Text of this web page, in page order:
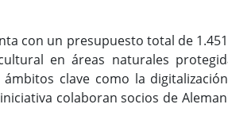
con un presupuesto total de
en áreas naturales
clave como la
colaboran socios de